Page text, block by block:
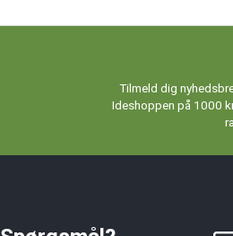
Tilmeld dig
Ideshoppen på 1000